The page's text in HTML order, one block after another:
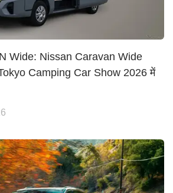
Wide: Nissan Caravan Wide
Camping Car Show 2026 में